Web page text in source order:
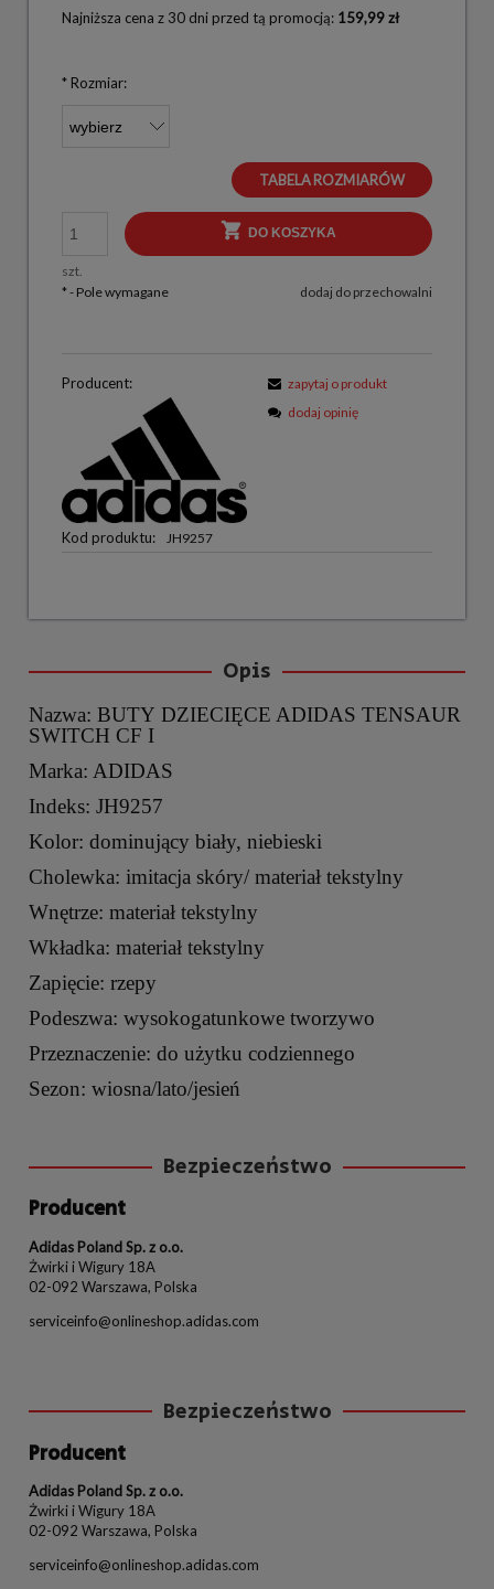
Najniższa cena z 30 dni przed tą promocją: 159,99 zł
* Rozmiar:
TABELA ROZMIARÓW
szt.
DO KOSZYKA
dodaj do przechowalni
* - Pole wymagane
Producent:
Kod produktu: JH9257
zapytaj o produkt
dodaj opinię
Opis
Nazwa: BUTY DZIECIĘCE ADIDAS TENSAUR
SWITCH CF I
Marka: ADIDAS
Indeks: JH9257
Kolor: dominujący biały, niebieski
Cholewka: imitacja skóry/ materiał tekstylny
Wnętrze: materiał tekstylny
Wkładka: materiał tekstylny
Zapięcie: rzepy
Podeszwa: wysokogatunkowe tworzywo
Przeznaczenie: do użytku codziennego
Sezon: wiosna/lato/jesień
Bezpieczeństwo
Producent
Adidas Poland Sp. z o.o.
Żwirki i Wigury 18A
02-092 Warszawa, Polska
serviceinfo@onlineshop.adidas.com
Bezpieczeństwo
Producent
Adidas Poland Sp. z o.o.
Żwirki i Wigury 18A
02-092 Warszawa, Polska
serviceinfo@onlineshop.adidas.com